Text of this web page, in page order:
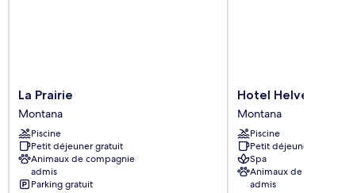
La
Prairie
Montana
La Prairie
Montana
Piscine
Petit déjeuner gratuit
Animaux de compagnie
admis
Parking gratuit
Hotel
Helvetia
Intergolf
Montana
Hotel Helvetia
Montana
Piscine
Petit déjeuner gratuit
Spa
Animaux de compagnie
admis